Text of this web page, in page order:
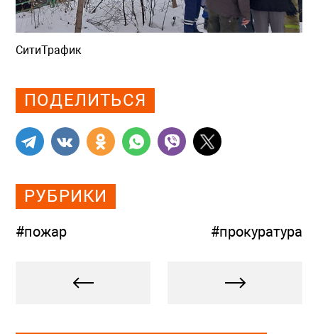
СитиТрафик
ПОДЕЛИТЬСЯ
РУБРИКИ
#пожар #прокуратура